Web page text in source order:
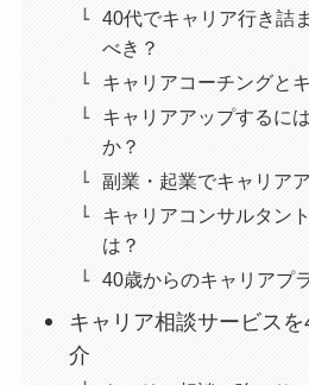
40代でキャリア行き詰
べき？
キャリアコーチングと
キャリアアップするに
か？
副業・起業でキャリア
キャリアコンサルタン
は？
40歳からのキャリアプ
キャリア相談サービス
介